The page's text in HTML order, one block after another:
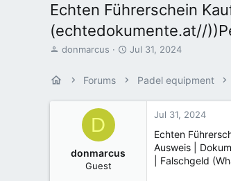
Echten Führerschein
(echtedokumente.at//
T
donmarcus
S
Jul 31, 2024
Forums Padel equipment
D
donmarcus
Guest
Jul 31, 2024
Echten
Ausweis |
| Falschgeld